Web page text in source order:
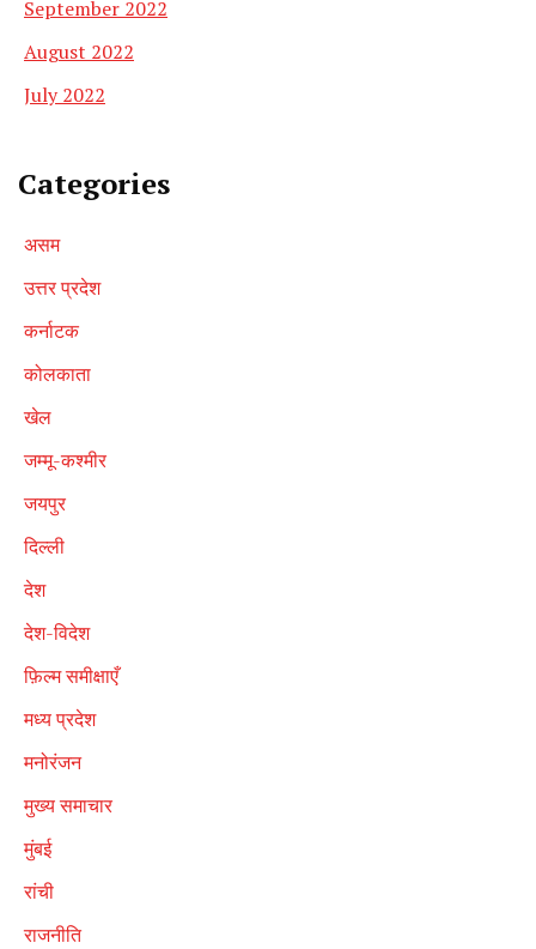
September 2022
August 2022
July 2022
Categories
असम
उत्तर प्रदेश
कर्नाटक
कोलकाता
खेल
जम्मू-कश्मीर
जयपुर
दिल्ली
देश
देश-विदेश
फ़िल्म समीक्षाएँ
मध्य प्रदेश
मनोरंजन
मुख्य समाचार
मुंबई
रांची
राजनीति